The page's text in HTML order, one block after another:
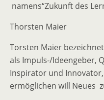
namens“Zukunft des
Thorsten Maier
Torsten Maier
als Impuls-/Ideengeber,
Inspirator und
ermöglichen will Neues